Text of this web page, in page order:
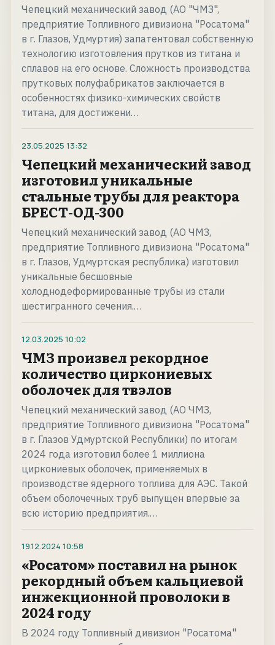
Чепецкий механический завод (АО "ЧМЗ",
предприятие Топливного дивизиона "Росатома"
в г. Глазов, Удмуртия) запатентовал собственную
технологию изготовления прутков из титана и
сплавов на его основе. Сложность производства
прутковых полуфабрикатов заключается в
особенностях физико-химических свойств
титана, для достижени…
23.05.2025 13:32
Чепецкий механический завод
изготовил уникальные
стальные трубы для реактора
БРЕСТ-ОД-300
Чепецкий механический завод (АО ЧМЗ,
предприятие Топливного дивизиона "Росатома"
в г. Глазов, Удмуртская республика) изготовил
уникальные бесшовные
холоднодеформированные трубы из стали
шестигранного сечения.…
12.03.2025 10:02
ЧМЗ произвел рекордное
количество циркониевых
оболочек для твэлов
Чепецкий механический завод (АО ЧМЗ,
предприятие Топливного дивизиона "Росатома"
в г. Глазов Удмуртской Республики) по итогам
2024 года изготовил более 1 миллиона
циркониевых оболочек, применяемых в
производстве ядерного топлива для АЭС. Такой
объем оболочечных труб выпущен впервые за
всю историю предприятия.…
19.12.2024 10:58
«Росатом» поставил на рынок
рекордный объем кальциевой
инжекционной проволоки в
2024 году
В 2024 году Топливный дивизион "Росатома"